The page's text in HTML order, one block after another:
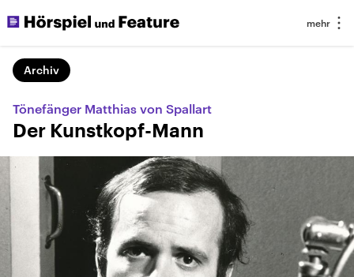
Archiv
Tönefänger Matthias von Spallart
Der Kunstkopf-Mann